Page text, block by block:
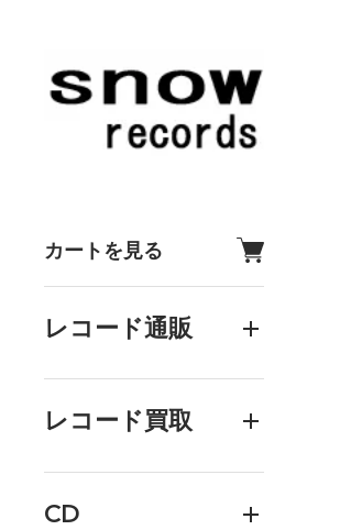
カートを見る
レコード通販
レコード買取
CD